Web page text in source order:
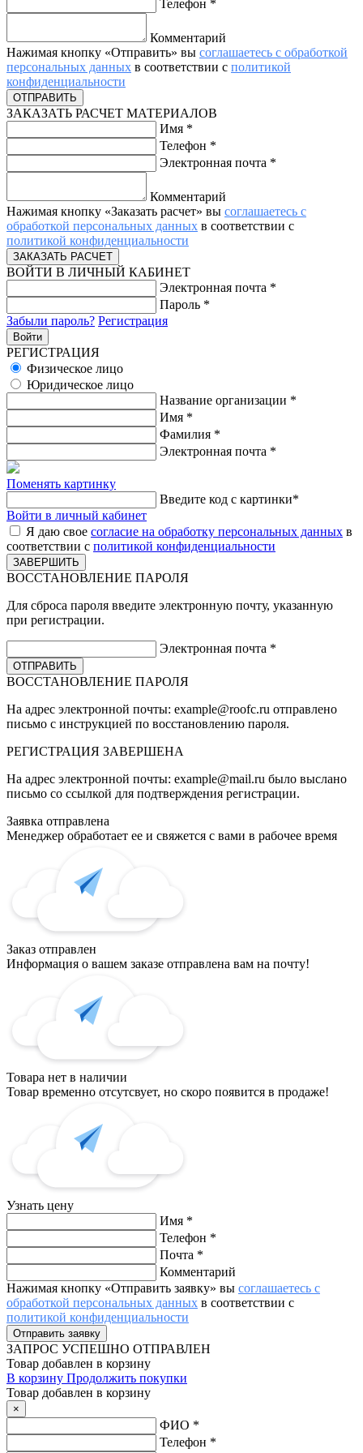
Телефон *
Комментарий
Нажимая кнопку «Отправить» вы соглашаетесь с обработкой
персональных данных в соответствии с политикой
конфиденциальности
ЗАКАЗАТЬ РАСЧЕТ МАТЕРИАЛОВ
Имя *
Телефон *
Электронная почта *
Комментарий
Нажимая кнопку «Заказать расчет» вы соглашаетесь с
обработкой персональных данных в соответствии с
политикой конфиденциальности
ВОЙТИ В ЛИЧНЫЙ КАБИНЕТ
Электронная почта *
Пароль *
Забыли пароль? Регистрация
РЕГИСТРАЦИЯ
Физическое лицо
Юридическое лицо
Название организации *
Имя *
Фамилия *
Электронная почта *
Поменять картинку
Введите код с картинки*
Войти в личный кабинет
Я даю свое согласие на обработку персональных данных в
соответствии с политикой конфиденциальности
ВОССТАНОВЛЕНИЕ ПАРОЛЯ
Для сброса пароля введите электронную почту, указанную
при регистрации.
Электронная почта *
ВОССТАНОВЛЕНИЕ ПАРОЛЯ
На адрес электронной почты: example@roofc.ru отправлено
письмо с инструкцией по восстановлению пароля.
РЕГИСТРАЦИЯ ЗАВЕРШЕНА
На адрес электронной почты: example@mail.ru было выслано
письмо со ссылкой для подтверждения регистрации.
Заявка отправлена
Менеджер обработает ее и свяжется с вами в рабочее время
Заказ отправлен
Информация о вашем заказе отправлена вам на почту!
Товара нет в наличии
Товар временно отсутсвует, но скоро появится в продаже!
Узнать цену
Имя *
Телефон *
Почта *
Комментарий
Нажимая кнопку «Отправить заявку» вы соглашаетесь с
обработкой персональных данных в соответствии с
политикой конфиденциальности
ЗАПРОС УСПЕШНО ОТПРАВЛЕН
Товар добавлен в корзину
В корзину Продолжить покупки
Товар добавлен в корзину
×
ФИО *
Телефон *